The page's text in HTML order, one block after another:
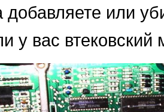
или
у вас втековский